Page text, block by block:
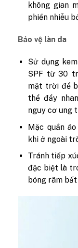
không gian
phiền nhiễu
Bảo vệ làn da
Sử dụng
SPF từ 30
mặt trời để
thể đẩy
nguy cơ ung
Mặc quần
khi ở ngoài
Tránh tiếp
đặc biệt là
bóng râm